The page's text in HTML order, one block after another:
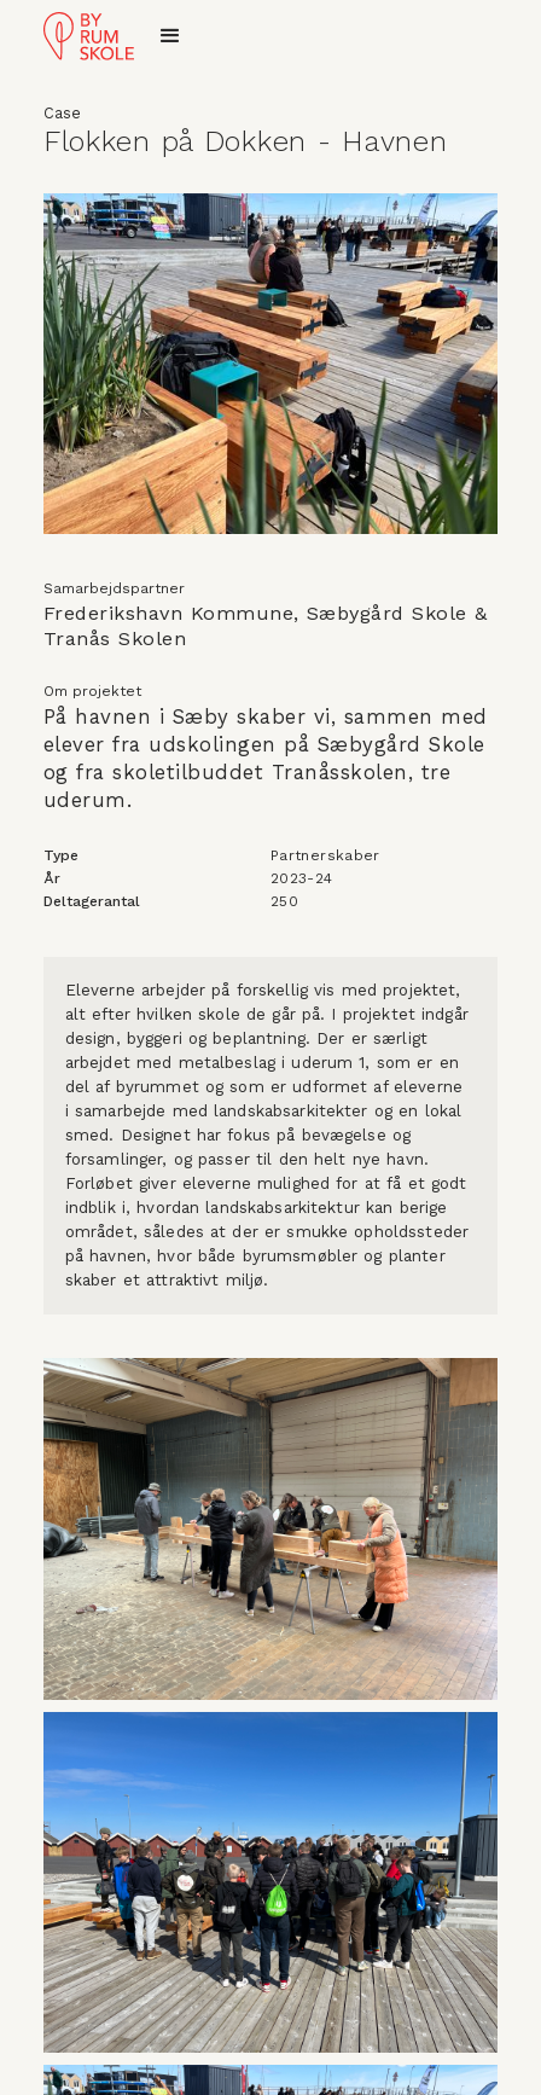
Flokken på Dokken - Havnen
Case
Samarbejdspartner
Frederikshavn Kommune, Sæbygård Skole &
Tranås Skolen
Om projektet
På havnen i Sæby skaber vi, sammen med
elever fra udskolingen på Sæbygård Skole
og fra skoletilbuddet Tranåsskolen, tre
uderum.
Type
Partnerskaber
År
2023-24
Deltagerantal
250
Eleverne arbejder på forskellig vis med projektet,
alt efter hvilken skole de går på. I projektet indgår
design, byggeri og beplantning. Der er særligt
arbejdet med metalbeslag i uderum 1, som er en
del af byrummet og som er udformet af eleverne
i samarbejde med landskabsarkitekter og en lokal
smed. Designet har fokus på bevægelse og
forsamlinger, og passer til den helt nye havn.
Forløbet giver eleverne mulighed for at få et godt
indblik i, hvordan landskabsarkitektur kan berige
området, således at der er smukke opholdssteder
på havnen, hvor både byrumsmøbler og planter
skaber et attraktivt miljø.